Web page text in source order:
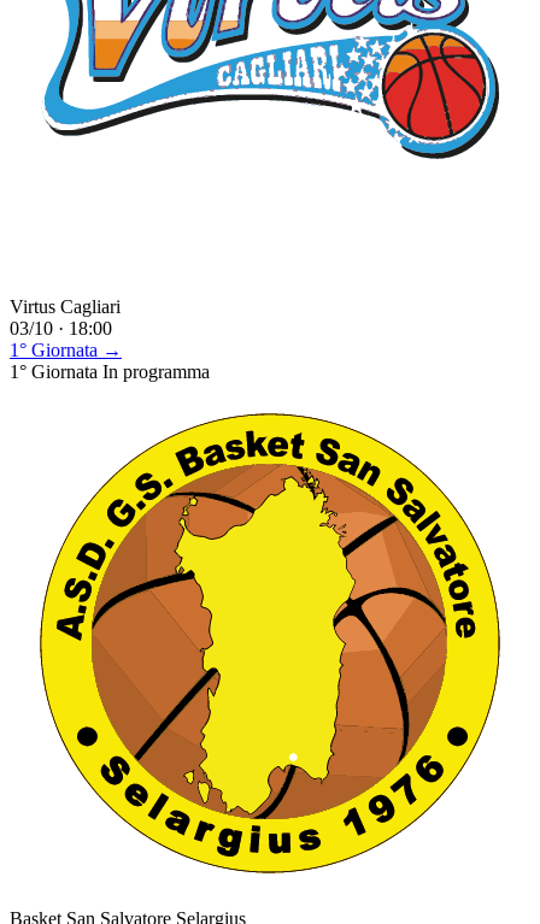
Virtus Cagliari
03/10 · 18:00
1° Giornata →
1° Giornata In programma
Basket San Salvatore Selargius